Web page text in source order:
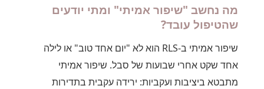
מה נחשב "שיפור אמיתי" ומתי יודעים
שהטיפול עובד?
שיפור אמיתי ב-RLS הוא לא "יום אחד טוב" או לילה
אחד שקט אחרי שבועות של סבל. שיפור אמיתי
מתבטא ביציבות ועקביות: ירידה עקבית בתדירות